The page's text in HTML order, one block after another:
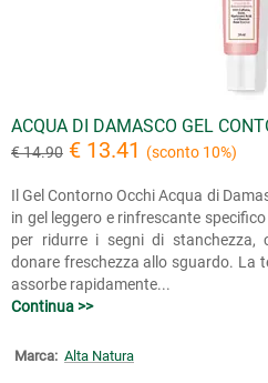
ACQUA DI DAMASCO GEL
€ 14.90 € 13.41 (sconto 10%)
Il Gel Contorno Occhi Acqua di
in gel leggero e rinfrescante
per ridurre i segni di stanchezza,
donare freschezza allo sguardo. La
assorbe rapidamente...
Continua >>
Marca: Alta Natura